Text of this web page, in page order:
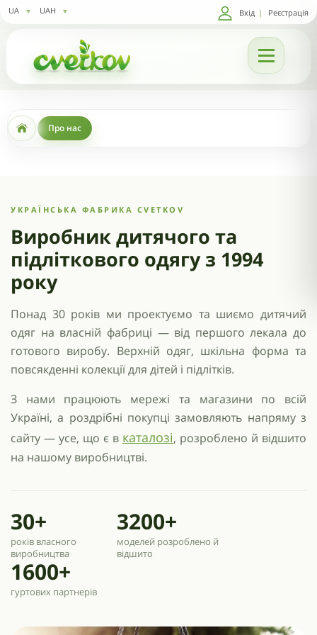
UA UAH Вхід | Реєстрація
Про нас
УКРАЇНСЬКА ФАБРИКА CVETKOV
Виробник дитячого та
підліткового одягу з 1994
року
Понад 30 років ми проектуємо та шиємо дитячий
одяг на власній фабриці — від першого лекала до
готового виробу. Верхній одяг, шкільна форма та
повсякденні колекції для дітей і підлітків.
З нами працюють мережі та магазини по всій
Україні, а роздрібні покупці замовляють напряму з
сайту — усе, що є в каталозі, розроблено й відшито
на нашому виробництві.
30+
років власного
виробництва
3200+
моделей розроблено й
відшито
1600+
гуртових партнерів